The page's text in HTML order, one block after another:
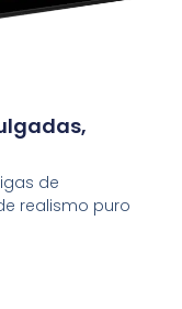
de
realismo puro